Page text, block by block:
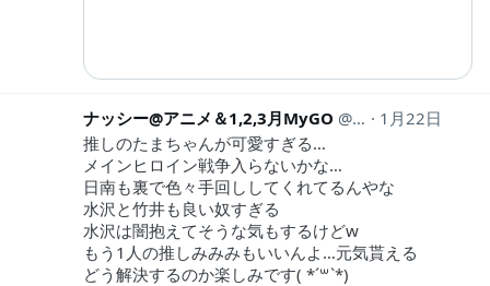
ナッシー@アニメ＆1,2,3月MyGO nasisenpai
1月22日
推しのたまちゃんが可愛すぎる…
メインヒロイン戦争入らないかな…
日南も裏で色々手回ししてくれてるんやな
水沢と竹井も良い奴すぎる
水沢は闇抱えてそうな気もするけどw
もう1人の推しみみみもいいんよ…元気貰える
どう解決するのか楽しみです( *´꒳`*)